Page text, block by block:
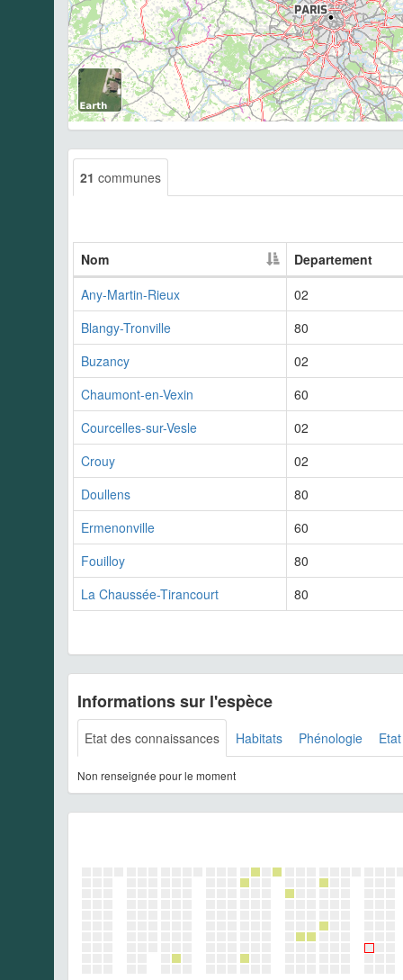
21 communes
Nom
Departement
Any-Martin-Rieux
02
Blangy-Tronville
80
Buzancy
02
Chaumont-en-Vexin
60
Courcelles-sur-Vesle
02
Crouy
02
Doullens
80
Ermenonville
60
Fouilloy
80
La Chaussée-Tirancourt
80
Informations sur l'espèce
Etat des connaissances Habitats Phénologie
Non renseignée pour le moment